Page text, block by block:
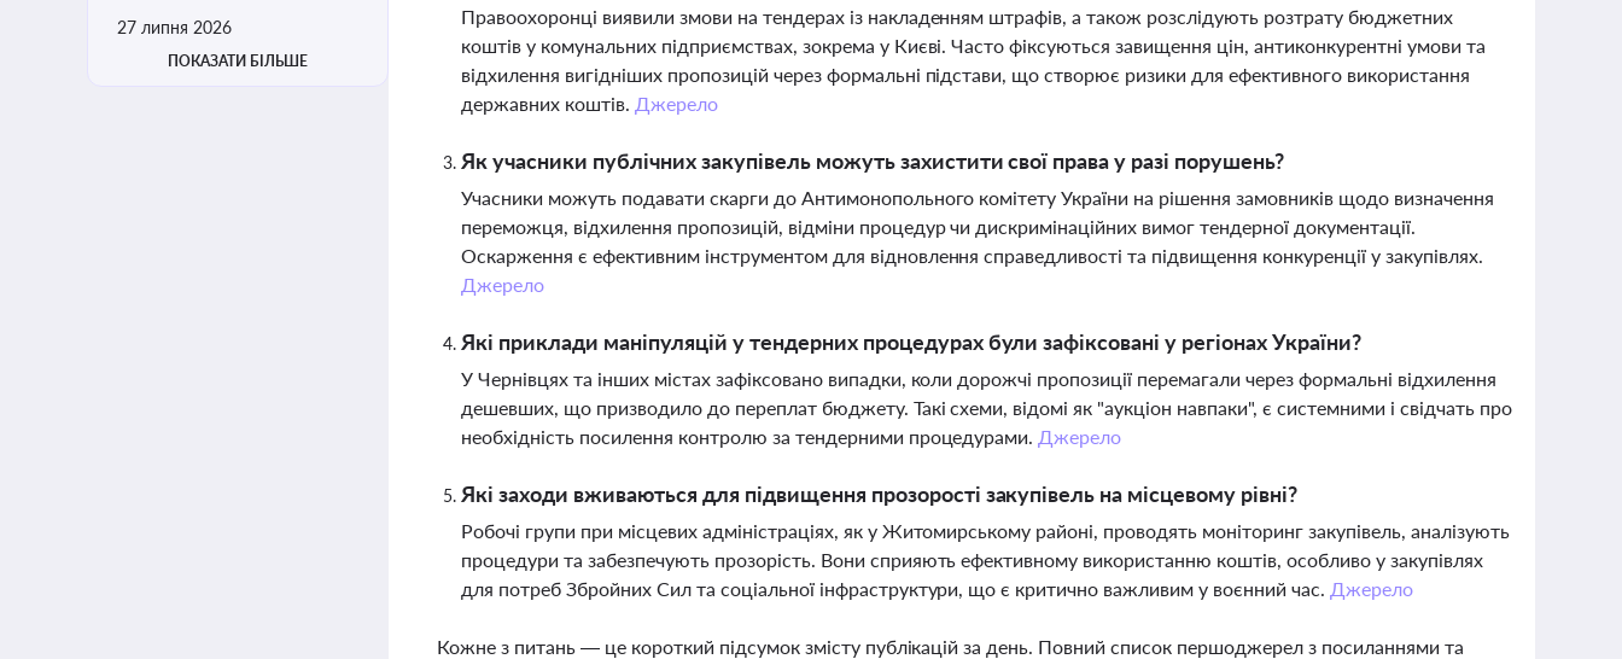
27 липня 2026
ПОКАЗАТИ БІЛЬШЕ
Правоохоронці виявили змови на тендерах із накладенням штрафів, а також розслідують розтрату бюджетних
коштів у комунальних підприємствах, зокрема у Києві. Часто фіксуються завищення цін, антиконкурентні умови та
відхилення вигідніших пропозицій через формальні підстави, що створює ризики для ефективного використання
державних коштів. Джерело
Як учасники публічних закупівель можуть захистити свої права у разі порушень?
Учасники можуть подавати скарги до Антимонопольного комітету України на рішення замовників щодо визначення
переможця, відхилення пропозицій, відміни процедур чи дискримінаційних вимог тендерної документації.
Оскарження є ефективним інструментом для відновлення справедливості та підвищення конкуренції у закупівлях.
Джерело
Які приклади маніпуляцій у тендерних процедурах були зафіксовані у регіонах України?
У Чернівцях та інших містах зафіксовано випадки, коли дорожчі пропозиції перемагали через формальні відхилення
дешевших, що призводило до переплат бюджету. Такі схеми, відомі як "аукціон навпаки", є системними і свідчать про
необхідність посилення контролю за тендерними процедурами. Джерело
Які заходи вживаються для підвищення прозорості закупівель на місцевому рівні?
Робочі групи при місцевих адміністраціях, як у Житомирському районі, проводять моніторинг закупівель, аналізують
процедури та забезпечують прозорість. Вони сприяють ефективному використанню коштів, особливо у закупівлях
для потреб Збройних Сил та соціальної інфраструктури, що є критично важливим у воєнний час. Джерело
Кожне з питань — це короткий підсумок змісту публікацій за день. Повний список першоджерел з посиланнями та